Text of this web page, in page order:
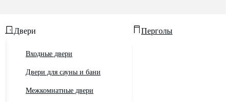
Двери
Входные двери
Двери для сауны и бани
Межкомнатные двери
Перголы